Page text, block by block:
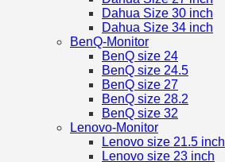
Dahua Size 30 inch
Dahua Size 34 inch
BenQ-Monitor
BenQ size 24
BenQ size 24.5
BenQ size 27
BenQ size 28.2
BenQ size 32
Lenovo-Monitor
Lenovo size 21.5 inch
Lenovo size 23 inch